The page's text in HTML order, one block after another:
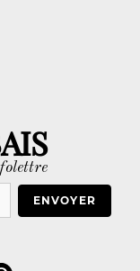
ENVOYER